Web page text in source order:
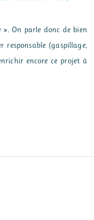
». On parle donc de bien
(gaspillage,
encore ce projet à